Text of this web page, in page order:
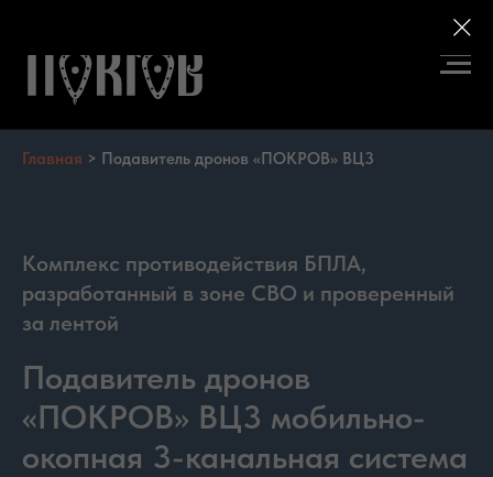
Главная > Подавитель дронов «ПОКРОВ» ВЦ3
Комплекс противодействия БПЛА,
разработанный в зоне СВО и проверенный
за лентой
Подавитель дронов
«ПОКРОВ» ВЦ3 мобильно-
окопная 3-канальная система